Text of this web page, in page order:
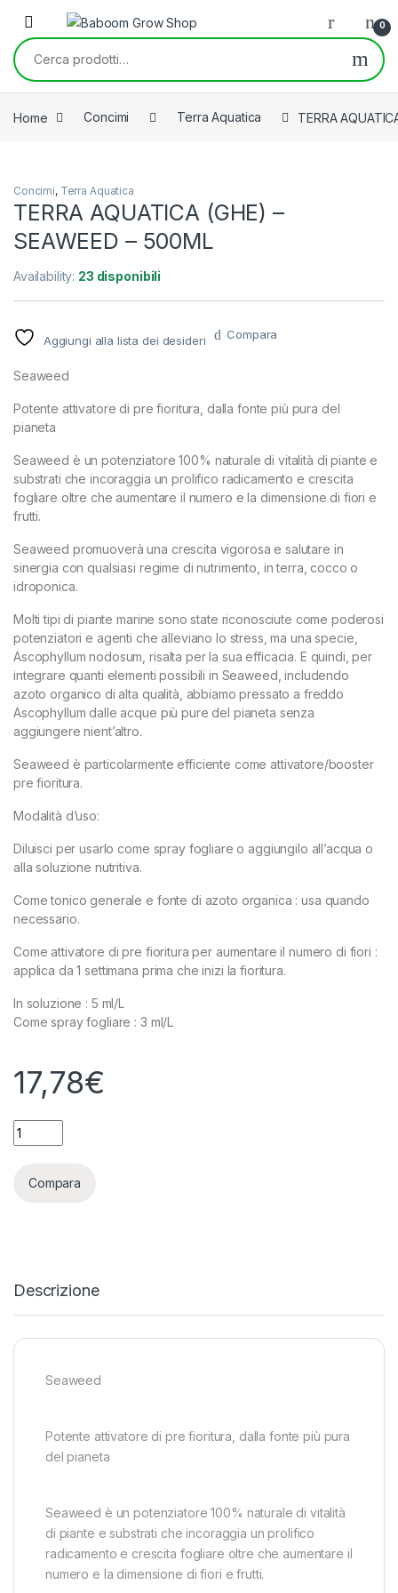
Skip to navigation
Skip to content
0
Cerca:
Home Concimi Terra Aquatica TERRA
Concimi, Terra Aquatica
TERRA AQUATICA (GHE) –
SEAWEED – 500ML
Availability: 23 disponibili
Aggiungi alla lista dei desideri Compara
Seaweed
Potente attivatore di pre fioritura, dalla fonte più pura del
pianeta
Seaweed è un potenziatore 100% naturale di vitalità di piante e
substrati che incoraggia un prolifico radicamento e crescita
fogliare oltre che aumentare il numero e la dimensione di fiori e
frutti.
Seaweed promuoverà una crescita vigorosa e salutare in
sinergia con qualsiasi regime di nutrimento, in terra, cocco o
idroponica.
Molti tipi di piante marine sono state riconosciute come poderosi
potenziatori e agenti che alleviano lo stress, ma una specie,
Ascophyllum nodosum, risalta per la sua efficacia. E quindi, per
integrare quanti elementi possibili in Seaweed, includendo
azoto organico di alta qualità, abbiamo pressato a freddo
Ascophyllum dalle acque più pure del pianeta senza
aggiungere nient’altro.
Seaweed è particolarmente efficiente come attivatore/booster
pre fioritura.
Modalità d’uso:
Diluisci per usarlo come spray fogliare o aggiungilo all’acqua o
alla soluzione nutritiva.
Come tonico generale e fonte di azoto organica : usa quando
necessario.
Come attivatore di pre fioritura per aumentare il numero di fiori :
applica da 1 settimana prima che inizi la fioritura.
In soluzione : 5 ml/L
Come spray fogliare : 3 ml/L
17,78€
TERRA AQUATICA (GHE) - SEAWEED - 500ML quantity
Compara
Descrizione
Seaweed
Potente attivatore di pre fioritura, dalla fonte più pura
del pianeta
Seaweed è un potenziatore 100% naturale di vitalità
di piante e substrati che incoraggia un prolifico
radicamento e crescita fogliare oltre che aumentare il
numero e la dimensione di fiori e frutti.